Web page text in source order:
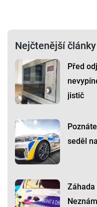
Nejčtenější články
Před
jistič
seděl
Záhada